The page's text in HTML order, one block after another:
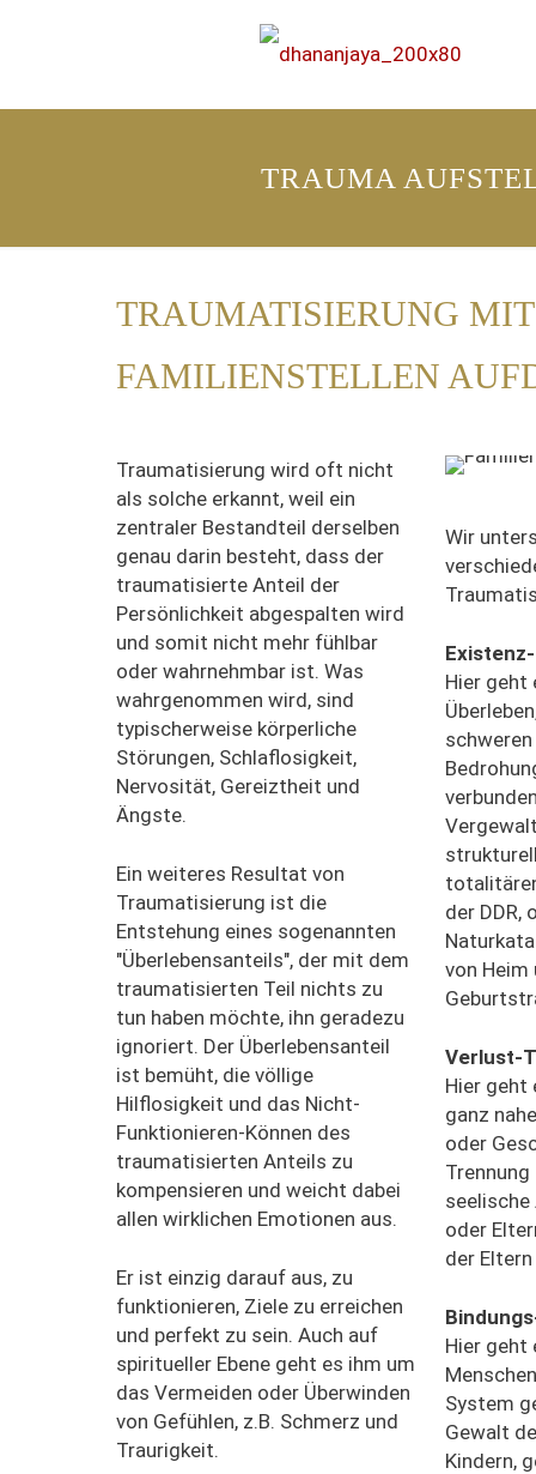
TRAUMA
TRAUMATISIERUNG MIT
FAMILIENSTELLEN
Traumatisierung wird oft nicht
als solche erkannt, weil ein
zentraler Bestandteil derselben
genau darin besteht, dass der
traumatisierte Anteil der
Persönlichkeit abgespalten wird
und somit nicht mehr fühlbar
oder wahrnehmbar ist. Was
wahrgenommen wird, sind
typischerweise körperliche
Störungen, Schlaflosigkeit,
Nervosität, Gereiztheit und
Ängste.
Ein weiteres Resultat von
Traumatisierung ist die
Entstehung eines sogenannten
"Überlebensanteils", der mit dem
traumatisierten Teil nichts zu
tun haben möchte, ihn geradezu
ignoriert. Der Überlebensanteil
ist bemüht, die völlige
Hilflosigkeit und das Nicht-
Funktionieren-Können des
traumatisierten Anteils zu
kompensieren und weicht dabei
allen wirklichen Emotionen aus.
Er ist einzig darauf aus, zu
funktionieren, Ziele zu erreichen
und perfekt zu sein. Auch auf
spiritueller Ebene geht es ihm um
das Vermeiden oder Überwinden
von Gefühlen, z.B. Schmerz und
Traurigkeit.
Wir
Hier geht
der DDR,
von Heim
Verlust-
Hier geht
ganz
oder
seelische
oder
der
Hier geht
System
Gewalt
Kindern,